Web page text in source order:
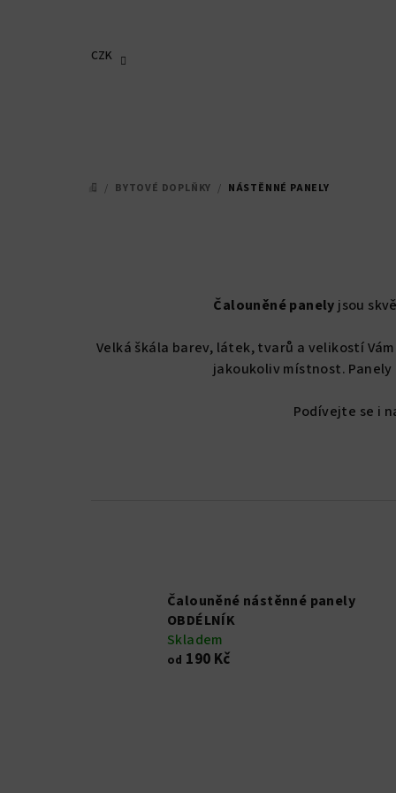
CZK
DOMŮ
/ BYTOVÉ DOPLŇKY / NÁSTĚNNÉ PANELY
Čalouněné panely jsou
Velká škála barev, látek, tvarů a velikostí
jakoukoliv místnost.
Podívejte se i
Čalouněné nástěnné panely
OBDÉLNÍK
Skladem
od 190 Kč